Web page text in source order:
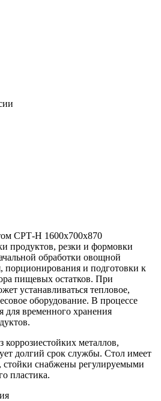
СРТ-Н 1600х700х870
продуктов, резки и формовки
обработки овощной
порционирования и подготовки к
пищевых остатков. При
устанавливаться тепловое,
оборудование. В процессе
для временного хранения
металлов,
долгий срок службы. Стол имеет
снабжены регулируемыми
пластика.